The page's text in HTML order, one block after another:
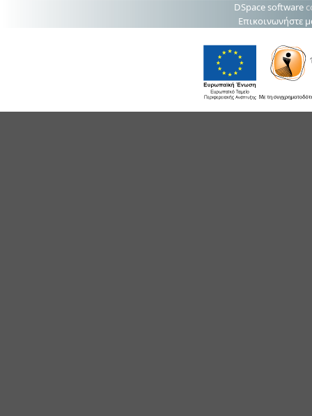
DSpace software
Επικοινωνήστε